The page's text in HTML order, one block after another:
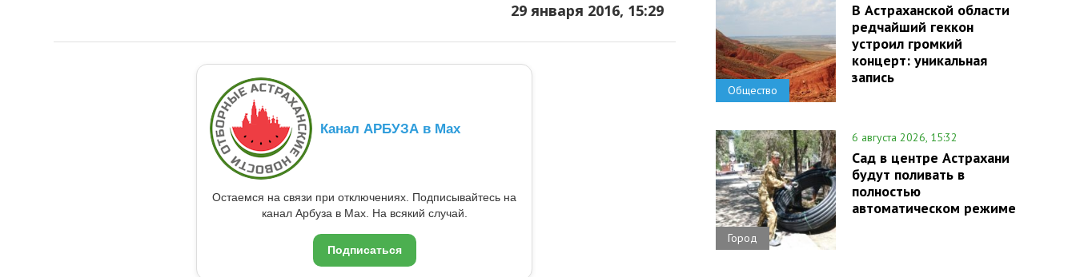
29 января 2016, 15:29
Канал АРБУЗА в Max
Остаемся на связи при отключениях. Подписывайтесь на
канал Арбуза в Max. На всякий случай.
Подписаться
Общество
В Астраханской области
редчайший геккон
устроил громкий
концерт: уникальная
запись
Город
6 августа 2026, 15:32
Сад в центре Астрахани
будут поливать в
полностью
автоматическом режиме